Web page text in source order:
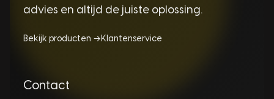
advies en altijd de juiste oplossing.
Bekijk producten → Klantenservice
Contact